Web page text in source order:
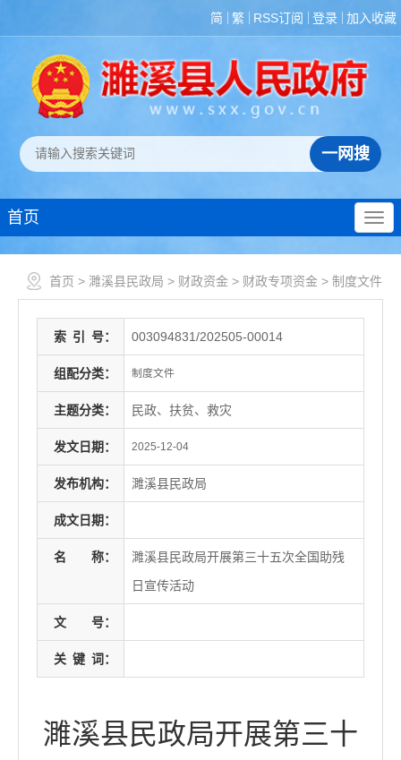
简 繁 RSS订阅 登录 加入收藏
首页
首页 > 濉溪县民政局 > 财政资金 > 财政专项资金 > 制度文件
索 引 号： 003094831/202505-00014
组配分类： 制度文件
主题分类： 民政、扶贫、救灾
发文日期： 2025-12-04
发布机构： 濉溪县民政局
成文日期：
名 称：
濉溪县民政局开展第三十五次全国助残
日宣传活动
文 号：
关 键 词：
濉溪县民政局开展第三十